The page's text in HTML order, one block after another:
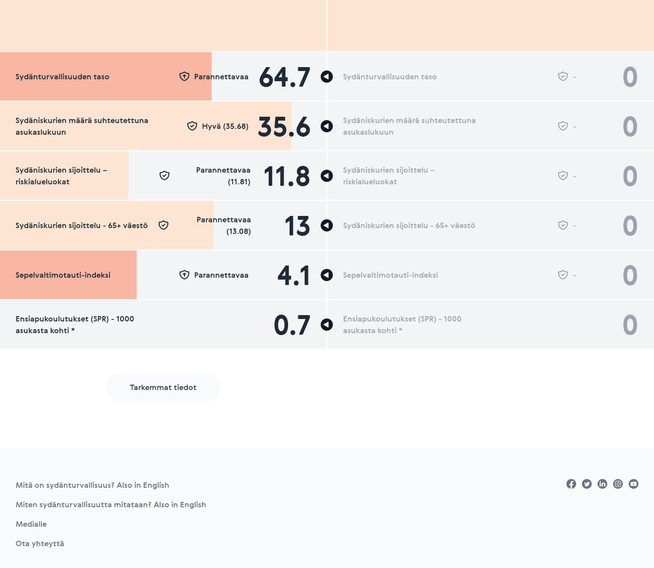
Sydänturvallisuuden taso 64.7
Parannettavaa
Sydäniskurien määrä suhteutettuna
asukaslukuun
35.6
Hyvä (35.68)
Sydäniskurien sijoittelu –
riskialueluokat
11.8
Parannettavaa
(11.81)
Sydäniskurien sijoittelu - 65+ väestö 13
Parannettavaa
(13.08)
Sepelvaltimotauti-indeksi 4.1
Parannettavaa
Ensiapukoulutukset (SPR) - 1000
asukasta kohti *
0.7
Tarkemmat tiedot
Sydänturvallisuuden taso 0
-
Sydäniskurien määrä suhteutettuna
asukaslukuun
0
-
Sydäniskurien sijoittelu –
riskialueluokat
0
-
Sydäniskurien sijoittelu - 65+ väestö 0
-
Sepelvaltimotauti-indeksi 0
-
Ensiapukoulutukset (SPR) - 1000
asukasta kohti *
0
Mitä on sydänturvallisuus? Also in English
Miten sydänturvallisuutta mitataan? Also in English
Medialle
Ota yhteyttä